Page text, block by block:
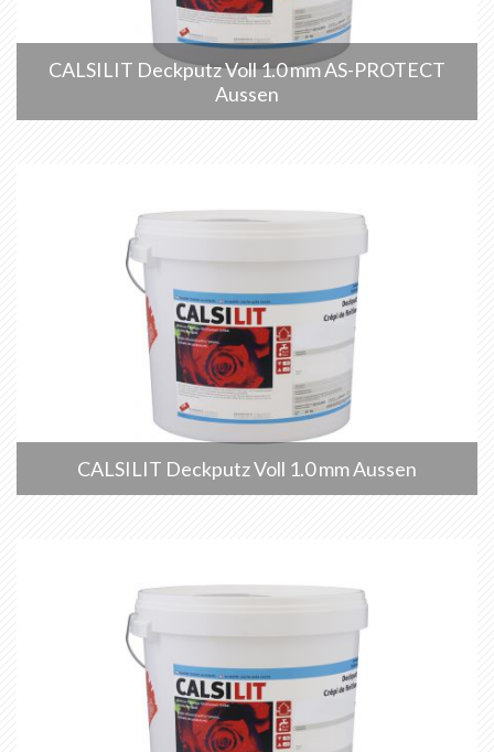
CALSILIT Deckputz Voll 1.0 mm AS-PROTECT
Aussen
CALSILIT Deckputz Voll 1.0 mm Aussen